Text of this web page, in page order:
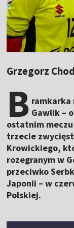
Grzegorz
B ramkarka
Gawlik –
ostatnim
trzecie
Krowickiego,
rozegranym w
przeciwko
Japonii – w
Polskiej.